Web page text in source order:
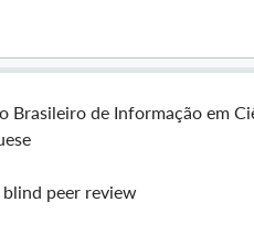
Brasileiro de Informação em
peer review